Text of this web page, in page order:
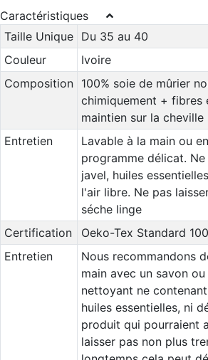
Caractéristiques
Taille Unique
Du 35 au 40
Couleur
Ivoire
Composition
100% soie de mûrier
chimiquement + fibres
maintien sur la cheville
Entretien
Lavable à la main ou
programme délicat.
javel, huiles
l'air libre. Ne pas
séche linge
Certification
Oeko-Tex Standard 100
Entretien
Nous recommandons
main avec un savon
nettoyant ne
huiles essentielles, ni
produit qui pourraient
laisser pas non plus